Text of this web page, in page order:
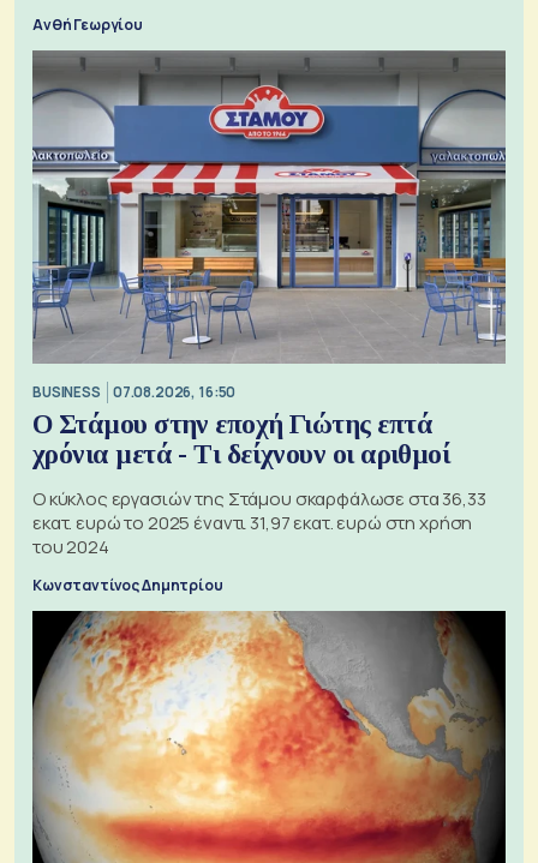
Ανθή Γεωργίου
BUSINESS 07.08.2026, 16:50
Ο Στάμου στην εποχή Γιώτης επτά
χρόνια μετά - Τι δείχνουν οι αριθμοί
Ο κύκλος εργασιών της Στάμου σκαρφάλωσε στα 36,33
εκατ. ευρώ το 2025 έναντι 31,97 εκατ. ευρώ στη χρήση
του 2024
Κωνσταντίνος Δημητρίου